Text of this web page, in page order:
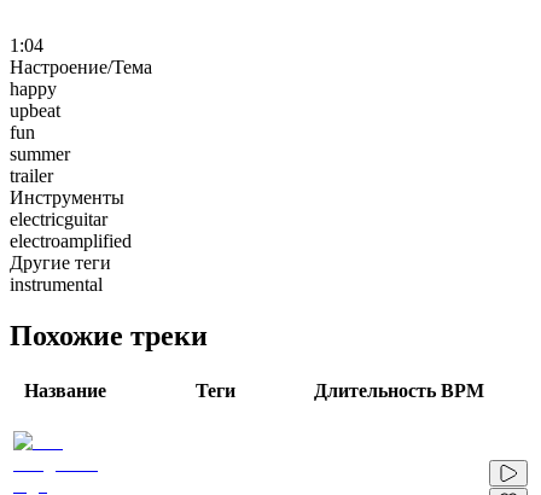
1:04
Настроение/Тема
happy
upbeat
fun
summer
trailer
Инструменты
electricguitar
electroamplified
Другие теги
instrumental
Похожие треки
Название Теги Длительность BPM